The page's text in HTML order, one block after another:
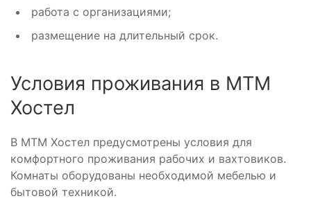
работа с организациями;
размещение на длительный срок.
Условия проживания в МТМ
Хостел
В МТМ Хостел предусмотрены условия для
комфортного проживания рабочих и вахтовиков.
Комнаты оборудованы необходимой мебелью и
бытовой техникой.